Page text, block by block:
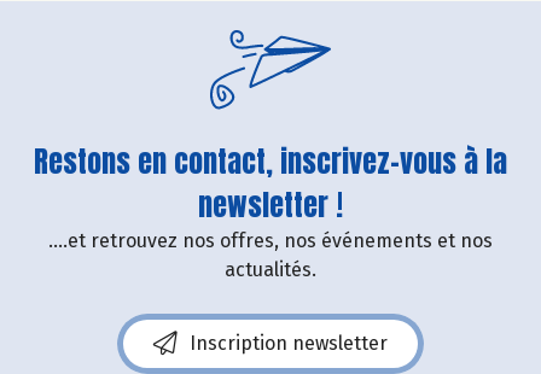
Restons en contact, inscrivez-vous à la
newsletter !
....et retrouvez nos offres, nos événements et nos
actualités.
Inscription newsletter